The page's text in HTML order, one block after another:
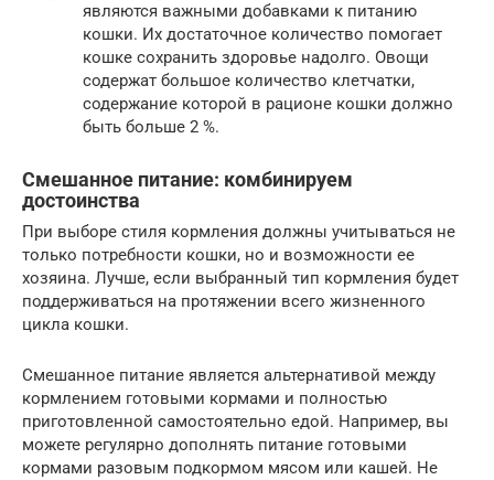
являются важными добавками к питанию
кошки. Их достаточное количество помогает
кошке сохранить здоровье надолго. Овощи
содержат большое количество клетчатки,
содержание которой в рационе кошки должно
быть больше 2 %.
Смешанное питание: комбинируем
достоинства
При выборе стиля кормления должны учитываться не
только потребности кошки, но и возможности ее
хозяина. Лучше, если выбранный тип кормления будет
поддерживаться на протяжении всего жизненного
цикла кошки.
Смешанное питание является альтернативой между
кормлением готовыми кормами и полностью
приготовленной самостоятельно едой. Например, вы
можете регулярно дополнять питание готовыми
кормами разовым подкормом мясом или кашей. Не